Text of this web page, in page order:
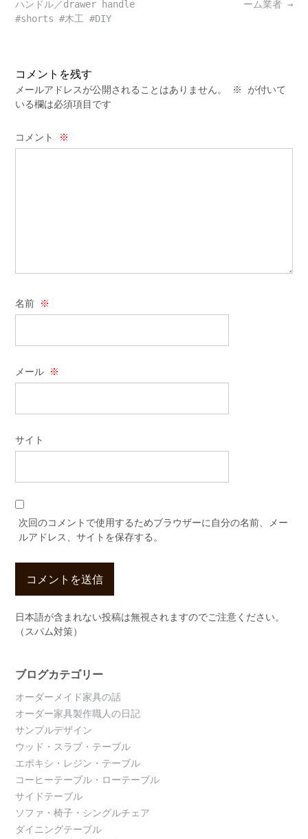
navigation ーム業者 →
ハンドル／drawer handle
#shorts #木工 #DIY
コメントを残す
メールアドレスが公開されることはありません。 ※
が付いて
いる欄は必須項目です
コメント ※
名前 ※
メール ※
サイト
次回のコメントで使用するためブラウザーに自分の名前、メー
ルアドレス、サイトを保存する。
日本語が含まれない投稿は無視されますのでご注意ください。
（スパム対策）
ブログカテゴリー
オーダーメイド家具の話
オーダー家具製作職人の日記
サンプルデザイン
ウッド・スラブ・テーブル
エポキシ・レジン・テーブル
コーヒーテーブル・ローテーブル
サイドテーブル
ソファ・椅子・シングルチェア
ダイニングテーブル